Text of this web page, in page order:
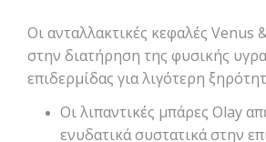
Οι ανταλλακτικές κεφαλές
στην διατήρηση της φυσικής
επιδερμίδας για λιγότερη
Οι λιπαντικές μπάρες Olay
ενυδατικά συστατικά στην